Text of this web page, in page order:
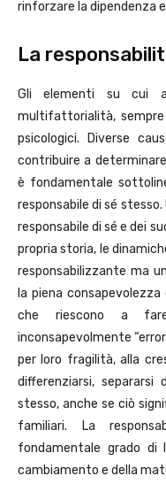
rinforzare la dipendenza
La
Gli elementi su cui
multifattorialità,
psicologici. Diverse
contribuire a
è fondamentale
responsabile di sé
responsabile di sé e dei
propria storia, le
responsabilizzante ma
la piena
che riescono a
inconsapevolmente
per loro fragilità, alla
differenziarsi, separarsi
stesso, anche se ciò
familiari. La
fondamentale grado di
cambiamento e della